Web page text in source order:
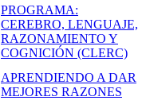
PROGRAMA:
CEREBRO, LENGUAJE,
RAZONAMIENTO Y
COGNICIÓN (CLERC)
APRENDIENDO A DAR
MEJORES RAZONES